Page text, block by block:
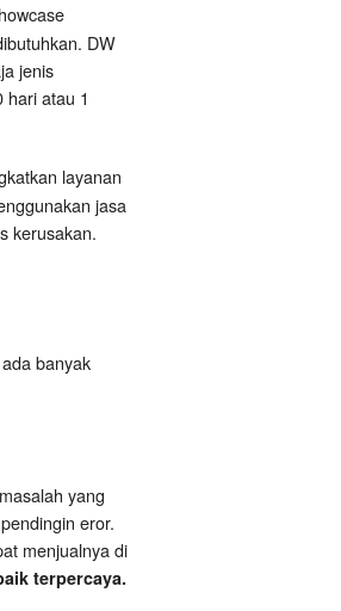
DW
jenis
atau 1
layanan
jasa
kerusakan.
banyak
yang
eror.
menjualnya di
terpercaya.